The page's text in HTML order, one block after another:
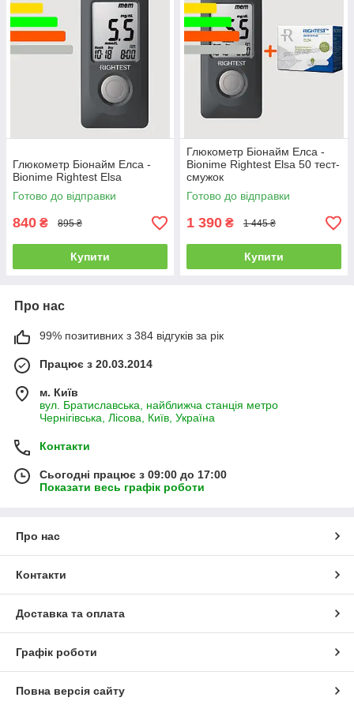
Глюкометр Біонайм Елса -
Bionime Rightest Elsa
Готово до відправки
840 ₴ 895 ₴
Купити
Глюкометр Біонайм Елса -
Bionime Rightest Elsa 50 тест-
смужок
Готово до відправки
1 390 ₴ 1 445 ₴
Купити
Про нас
99% позитивних з 384 відгуків за рік
Працює з 20.03.2014
м. Київ
вул. Братиславська, найближча станція метро
Чернігівська, Лісова, Київ, Україна
Контакти
Сьогодні працює з 09:00 до 17:00
Показати весь графік роботи
Про нас
Контакти
Доставка та оплата
Графік роботи
Повна версія сайту